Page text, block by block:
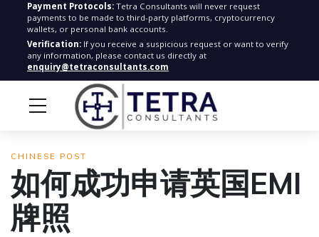
Payment Protocols: Tetra Consultants will never request
payments to be made to third-party platforms, cryptocurrency
wallets, or personal bank accounts.
Verification: If you receive a suspicious request or want to verify
any information, please contact us directly at
enquiry@tetraconsultants.com
CHINESE POST
如何成功申请英国EMI
牌照